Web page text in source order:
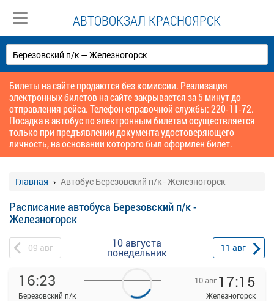
АВТОВОКЗАЛ КРАСНОЯРСК
Билеты на сайте продаются без комиссии. Реализация
электронных билетов на сайте закрывается за 5 минут до
отправления рейса. Телефон справочной службы: 220-11-72.
Посадка в автобус по электронным билетам осуществляется
только при предъявлении документа удостоверяющего
личность, на основании которого был оформлен билет.
Главная Автобус Березовский п/к - Железногорск
Расписание автобуса Березовский п/к -
Железногорск
09 авг 10 августа
понедельник 11 авг
16:23
Березовский п/к
10 авг 17:15
Железногорск